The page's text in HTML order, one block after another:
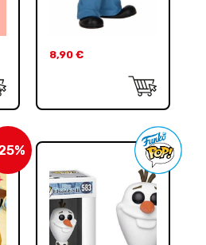
8,90 €